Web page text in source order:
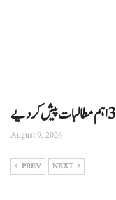
August 9, 2026
PREV NEXT